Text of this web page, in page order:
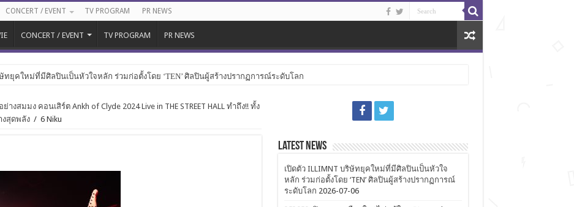
CONCERT / EVENT TV PROGRAM PR NEWS
CONCERT / EVENT TV PROGRAM PR NEWS
ทยุคใหม่ที่มีศิลปินเป็นหัวใจหลัก ร่วมก่อตั้งโดย ‘TEN’ ศิลปินผู้สร้างปรากฏการณ์ระดับโลก
างสมมง คอนเสิร์ต Ankh of Clyde 2024 Live in THE STREET HALL ทำถึง!! ทั้ง
งสุดพลัง / 6 Niku
Latest News
เปิดตัว ILLIMNT บริษัทยุคใหม่ที่มีศิลปินเป็นหัวใจ
หลัก ร่วมก่อตั้งโดย ‘TEN’ ศิลปินผู้สร้างปรากฏการณ์
ระดับโลก 2026-07-06